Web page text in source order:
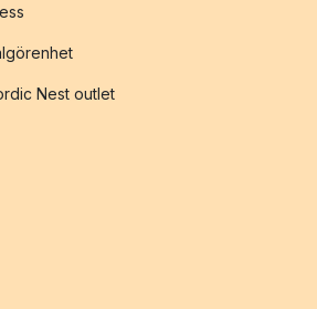
Nest outlet